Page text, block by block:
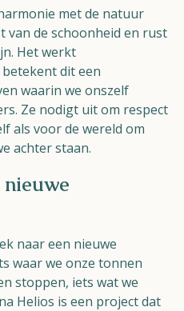
met de natuur
van de schoonheid en rust
Het werkt
dit een
waarin we onszelf
Ze nodigt uit om respect
als voor de wereld om
achter staan.
nieuwe
naar een nieuwe
waar we onze tonnen
stoppen, iets wat we
Helios is een project dat